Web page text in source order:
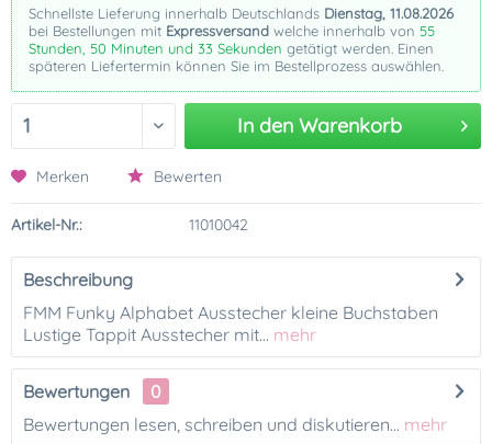
Schnellste Lieferung innerhalb Deutschlands Dienstag, 11.08.2026
bei Bestellungen mit Expressversand welche innerhalb von 55
Stunden, 50 Minuten und 33 Sekunden getätigt werden. Einen
späteren Liefertermin können Sie im Bestellprozess auswählen.
In den Warenkorb
Merken Bewerten
Artikel-Nr.: 11010042
Beschreibung
FMM Funky Alphabet Ausstecher kleine Buchstaben
Lustige Tappit Ausstecher mit... mehr
Bewertungen
0
Bewertungen lesen, schreiben und diskutieren... mehr